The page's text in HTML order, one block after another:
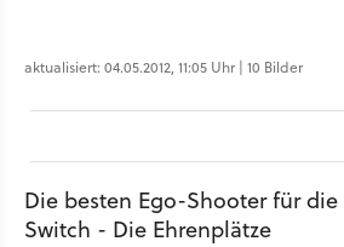
aktualisiert: 04.05.2012, 11:05 Uhr | 10 Bilder
Die besten Ego-Shooter für
Switch - Die Ehrenplätze